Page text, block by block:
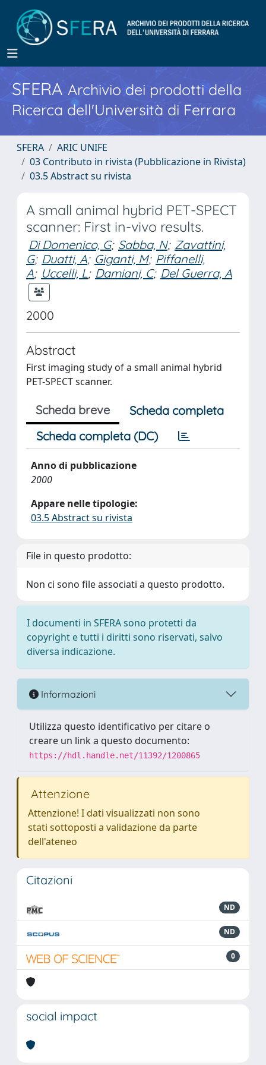
SFERA Archivio dei prodotti della
Ricerca dell'Università di Ferrara
SFERA
ARIC UNIFE
03 Contributo in rivista (Pubblicazione in Rivista)
03.5 Abstract su rivista
A small animal hybrid PET-SPECT
scanner: First in-vivo results.
Di Domenico, G; Sabba, N; Zavattini,
G; Duatti, A; Giganti, M; Piffanelli,
A; Uccelli, L; Damiani, C; Del Guerra, A
2000
Abstract
First imaging study of a small animal hybrid
PET-SPECT scanner.
Scheda breve
Scheda completa
Scheda completa (DC)
Anno di pubblicazione
2000
Appare nelle tipologie:
03.5 Abstract su rivista
File in questo prodotto:
Non ci sono file associati a questo prodotto.
I documenti in SFERA sono protetti da
copyright e tutti i diritti sono riservati, salvo
diversa indicazione.
Informazioni
Utilizza questo identificativo per citare o
creare un link a questo documento:
https://hdl.handle.net/11392/1200865
Attenzione
Attenzione! I dati visualizzati non sono
stati sottoposti a validazione da parte
dell'ateneo
Citazioni
ND
ND
0
social impact